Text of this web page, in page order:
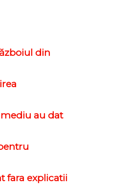
din
au dat
fara explicatii